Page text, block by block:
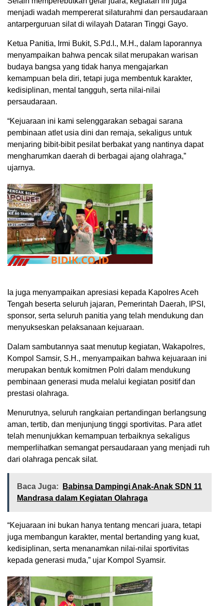
menjadi wadah mempererat silaturahmi dan persaudaraan
antarperguruan silat di wilayah Dataran Tinggi Gayo.
Ketua Panitia, Irmi Bukit, S.Pd.I., M.H., dalam laporannya
menyampaikan bahwa pencak silat merupakan warisan
budaya bangsa yang tidak hanya mengajarkan
kemampuan bela diri, tetapi juga membentuk karakter,
kedisiplinan, mental tangguh, serta nilai-nilai
persaudaraan.
“Kejuaraan ini kami selenggarakan sebagai sarana
pembinaan atlet usia dini dan remaja, sekaligus untuk
menjaring bibit-bibit pesilat berbakat yang nantinya dapat
mengharumkan daerah di berbagai ajang olahraga,”
ujarnya.
Ia juga menyampaikan apresiasi kepada Kapolres Aceh
Tengah beserta seluruh jajaran, Pemerintah Daerah, IPSI,
sponsor, serta seluruh panitia yang telah mendukung dan
menyukseskan pelaksanaan kejuaraan.
Dalam sambutannya saat menutup kegiatan, Wakapolres,
Kompol Samsir, S.H., menyampaikan bahwa kejuaraan ini
merupakan bentuk komitmen Polri dalam mendukung
pembinaan generasi muda melalui kegiatan positif dan
prestasi olahraga.
Menurutnya, seluruh rangkaian pertandingan berlangsung
aman, tertib, dan menjunjung tinggi sportivitas. Para atlet
telah menunjukkan kemampuan terbaiknya sekaligus
memperlihatkan semangat persaudaraan yang menjadi ruh
dari olahraga pencak silat.
Baca Juga:
Babinsa Dampingi Anak-Anak SDN 11
Mandrasa dalam Kegiatan Olahraga
“Kejuaraan ini bukan hanya tentang mencari juara, tetapi
juga membangun karakter, mental bertanding yang kuat,
kedisiplinan, serta menanamkan nilai-nilai sportivitas
kepada generasi muda,” ujar Kompol Syamsir.